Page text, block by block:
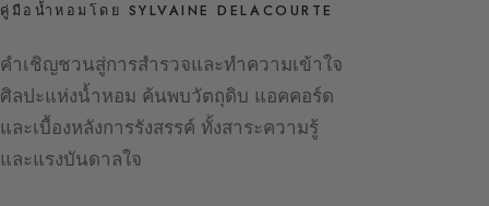
คู่มือน้ำหอมโดย SYLVAINE DELACOURTE
คำเชิญชวนสู่การสำรวจและทำความเข้าใจ
ศิลปะแห่งน้ำหอม ค้นพบวัตถุดิบ แอคคอร์ด
และเบื้องหลังการรังสรรค์ ทั้งสาระความรู้
และแรงบันดาลใจ